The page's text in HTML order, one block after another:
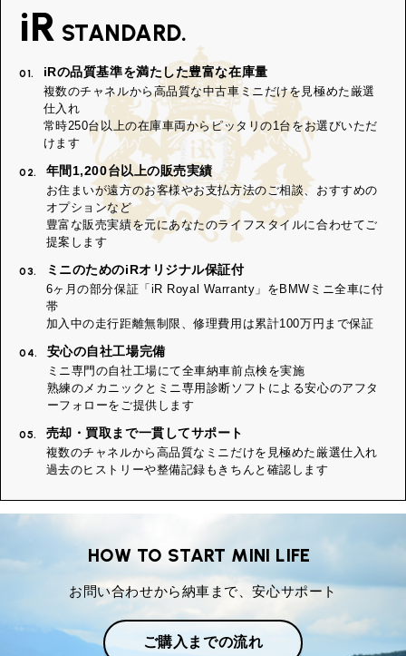
iR STANDARD.
01. iRの品質基準を満たした豊富な在庫量
複数のチャネルから高品質な中古車ミニだけを見極めた厳選
仕入れ
常時250台以上の在庫車両からピッタリの1台をお選びいただ
けます
02. 年間1,200台以上の販売実績
お住まいが遠方のお客様やお支払方法のご相談、おすすめの
オプションなど
豊富な販売実績を元にあなたのライフスタイルに合わせてご
提案します
03. ミニのためのiRオリジナル保証付
6ヶ月の部分保証「iR Royal Warranty」をBMWミニ全車に付
帯
加入中の走行距離無制限、修理費用は累計100万円まで保証
04. 安心の自社工場完備
ミニ専門の自社工場にて全車納車前点検を実施
熟練のメカニックとミニ専用診断ソフトによる安心のアフタ
ーフォローをご提供します
05. 売却・買取まで一貫してサポート
複数のチャネルから高品質なミニだけを見極めた厳選仕入れ
過去のヒストリーや整備記録もきちんと確認します
HOW TO START MINI LIFE
お問い合わせから納車まで、安心サポート
ご購入までの流れ